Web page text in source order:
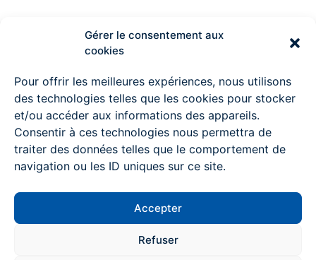
Gérer le consentement aux
cookies
Pour offrir les meilleures expériences, nous utilisons
des technologies telles que les cookies pour stocker
et/ou accéder aux informations des appareils.
Consentir à ces technologies nous permettra de
traiter des données telles que le comportement de
navigation ou les ID uniques sur ce site.
Accepter
Refuser
Couvreur Deauville
Couvreur Ouistreham
Couvreur à Pont l’Evêque
Couvreur Mondeville
Contactez-nous